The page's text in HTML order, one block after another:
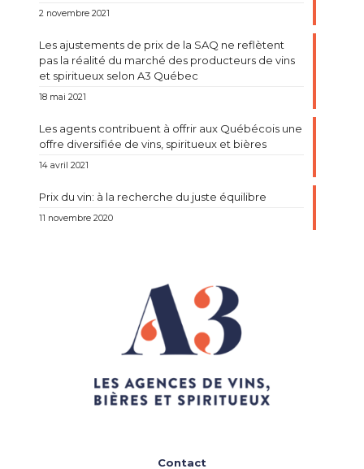
2 novembre 2021
Les ajustements de prix de la SAQ ne reflètent
pas la réalité du marché des producteurs de vins
et spiritueux selon A3 Québec
18 mai 2021
Les agents contribuent à offrir aux Québécois une
offre diversifiée de vins, spiritueux et bières
14 avril 2021
Prix du vin: à la recherche du juste équilibre
11 novembre 2020
Contact